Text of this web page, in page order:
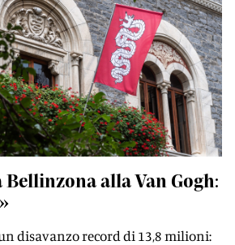
Bellinzona alla Van Gogh:
disavanzo record di 13,8 milioni: